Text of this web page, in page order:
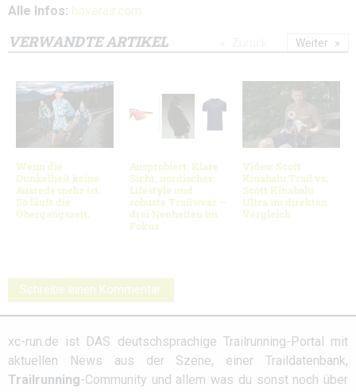
Alle Infos: hoverair.com
VERWANDTE ARTIKEL
Wenn die
Dunkelheit keine
Ausrede mehr ist.
So läuft die
Übergangszeit.
Ausprobiert: Klare
Sicht, nordischer
Lifestyle und
robuste Trailwear –
drei Neuheiten im
Fokus
Video: Scott
Kinabalu Trail vs.
Scott Kinabalu
Ultra im direkten
Vergleich
Weiter
Schreibe einen Kommentar
xc-run.de ist DAS deutschsprachige Trailrunning-Portal mit
aktuellen News aus der Szene, einer Traildatenbank,
Trailrunning-Community und allem was du sonst noch über